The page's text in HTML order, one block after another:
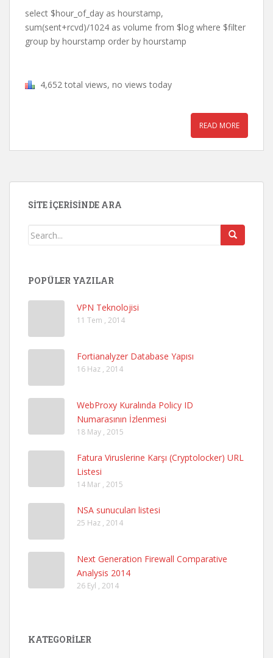
select $hour_of_day as hourstamp,
sum(sent+rcvd)/1024 as volume from $log where $filter
group by hourstamp order by hourstamp
4,652 total views, no views today
READ MORE
SITE İÇERISINDE ARA
POPÜLER YAZILAR
VPN Teknolojisi
11 Tem , 2014
Fortianalyzer Database Yapısı
16 Haz , 2014
WebProxy Kuralında Policy ID
Numarasının İzlenmesi
18 May , 2015
Fatura Viruslerine Karşı (Cryptolocker) URL
Listesi
14 Mar , 2015
NSA sunucuları listesi
25 Haz , 2014
Next Generation Firewall Comparative
Analysis 2014
26 Eyl , 2014
KATEGORILER